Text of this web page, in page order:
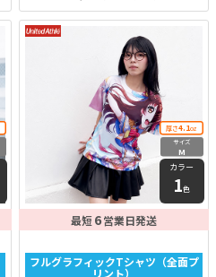
りながらも、軽やで柔らかな肌触り
の良い着心地となっています。
厚さ4.1oz
サイズ
M
カラー
1色
最短6営業日発送
フルグラフィックTシャツ（全面プ
リント）